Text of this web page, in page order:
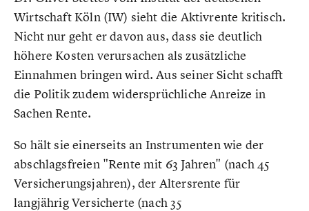
Wirtschaft Köln (IW) sieht die Aktivrente kritisch.
Nicht nur geht er davon aus, dass sie deutlich
höhere Kosten verursachen als zusätzliche
Einnahmen bringen wird. Aus seiner Sicht schafft
die Politik zudem widersprüchliche Anreize in
Sachen Rente.
So hält sie einerseits an Instrumenten wie der
abschlagsfreien "Rente mit 63 Jahren" (nach 45
Versicherungsjahren), der Altersrente für
langjährig Versicherte (nach 35